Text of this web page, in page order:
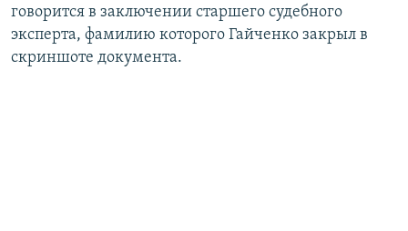
говорится в заключении старшего судебного
эксперта, фамилию которого Гайченко закрыл в
скриншоте документа.